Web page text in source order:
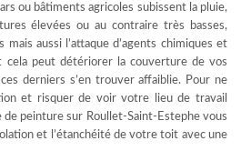
ou bâtiments agricoles subissent la pluie,
élevées ou au contraire très basses,
mais aussi l’attaque d’agents chimiques et
cela peut détériorer la couverture de vos
derniers s’en trouver affaiblie. Pour ne
et risquer de voir votre lieu de travail
peinture sur Roullet-Saint-Estephe vous
et l’étanchéité de votre toit avec une